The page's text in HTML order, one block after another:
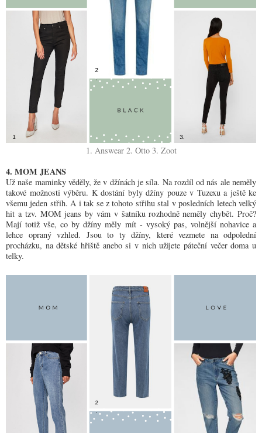
1. Answear 2. Otto 3. Zoot
4. MOM JEANS
Už naše maminky věděly, že v džínách je síla. Na rozdíl od nás ale neměly
takové možnosti výběru. K dostání byly džíny pouze v Tuzexu a ještě ke
všemu jeden střih. A i tak se z tohoto střihu stal v posledních letech velký
hit a tzv. MOM jeans by vám v šatníku rozhodně neměly chybět. Proč?
Mají totiž vše, co by džíny měly mít - vysoký pas, volnější nohavice a
lehce opraný vzhled. Jsou to ty džíny, které vezmete na odpolední
procházku, na dětské hřiště anebo si v nich užijete páteční večer doma u
telky.